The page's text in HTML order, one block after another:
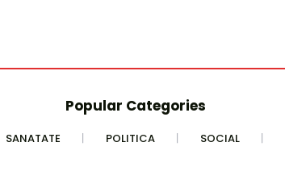
Popular Categories
SANATATE POLITICA SOCIAL